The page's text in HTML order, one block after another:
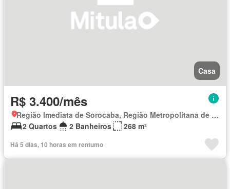
Casa
R$ 3.400/mês
Região Imediata de Sorocaba, Região Metropolitana de Sorocaba
2 Quartos
2 Banheiros 268 m²
Há 5 dias, 10 horas em rentumo